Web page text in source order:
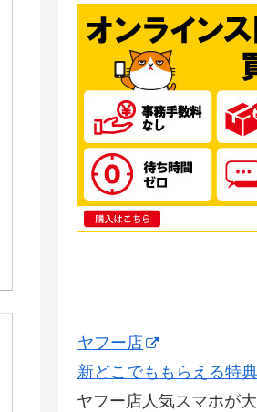
ヤフー店
新どこでももらえる特典
ヤフー店人気スマホが